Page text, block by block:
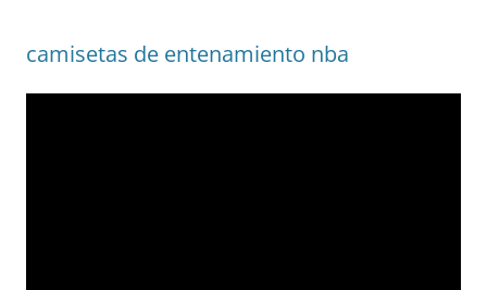
camisetas de entenamiento nba